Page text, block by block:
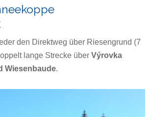
den Direktweg über Riesengrund (7
lange Strecke über Výrovka
Wiesenbaude.